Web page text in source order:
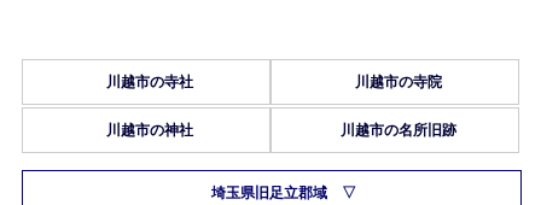
川越市の寺社 川越市の寺院
川越市の神社 川越市の名所旧跡
埼玉県旧足立郡域